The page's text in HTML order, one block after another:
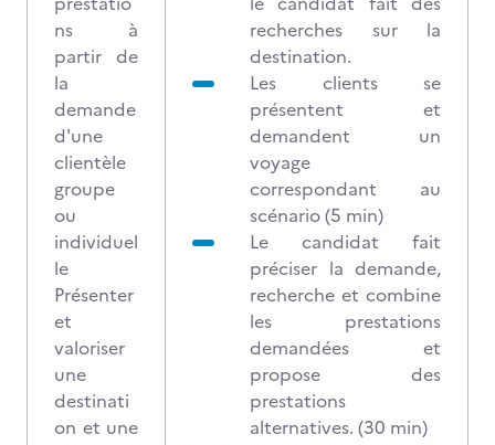
ns à
partir de
la
demande
d'une
clientèle
groupe
ou
individuel
le
Présenter
et
valoriser
une
destinati
on et une
recherches sur la
destination.
Les clients se
présentent et
demandent un
voyage
correspondant au
scénario (5 min)
Le candidat fait
préciser la demande,
recherche et combine
les prestations
demandées et
propose des
prestations
alternatives. (30 min)